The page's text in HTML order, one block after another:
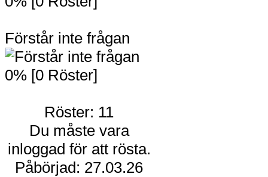
Förstår inte frågan
0% [0 Röster]
Röster: 11
Du måste vara
inloggad för att rösta.
Påbörjad: 27.03.26